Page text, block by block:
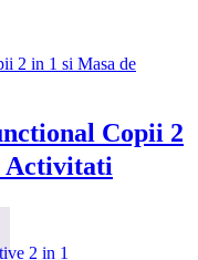
Copii 2
Activitati